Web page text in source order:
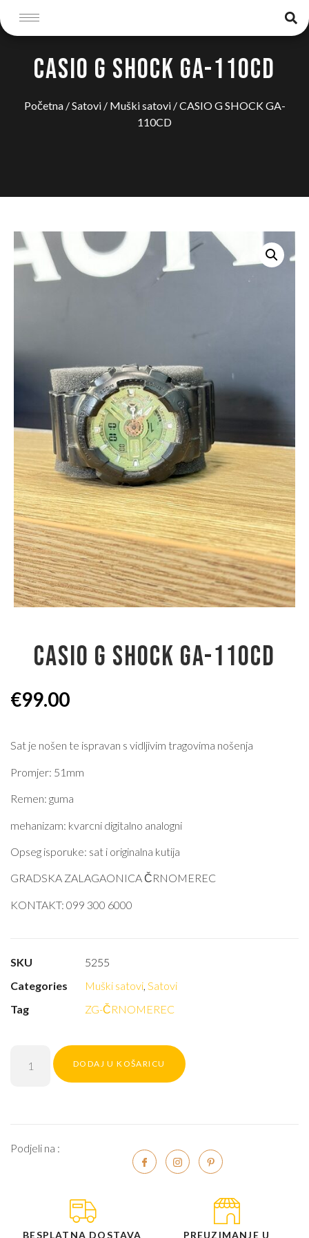
CASIO G SHOCK GA-110CD
Početna/Satovi/ Muški satovi/ CASIO G SHOCK GA-
110CD
CASIO G SHOCK GA-110CD
€99.00
Sat je nošen te ispravan s vidljivim tragovima nošenja
Promjer: 51mm
Remen: guma
mehanizam: kvarcni digitalno analogni
Opseg isporuke: sat i originalna kutija
GRADSKA ZALAGAONICA ČRNOMEREC
KONTAKT: 099 300 6000
SKU
5255
Categories
Muški satovi, Satovi
Tag
ZG-ČRNOMEREC
DODAJ U KOŠARICU
Podjeli na :
BESPLATNA DOSTAVA PREUZIMANJE U